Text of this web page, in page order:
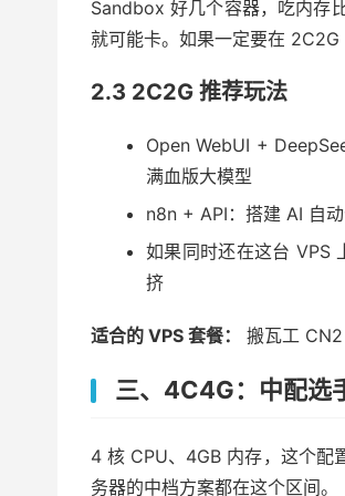
Sandbox 好几个容器，吃内存
就可能卡。如果一定要在
2.3 2C2G 推荐玩法
Open WebUI +
满血版大模型
n8n + API：搭建 AI 自
如果同时还在这台 VPS
挤
适合的 VPS 套餐： 搬瓦工
三、4C4G：中配选
4 核 CPU、4GB 内存，这个配
务器的中档方案都在这个区间。